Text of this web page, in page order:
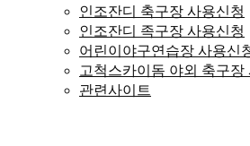
인조잔디 축구장 사용신청
인조잔디 족구장 사용신청
어린이야구연습장 사용신
고척스카이돔 야외 축구장
관련사이트